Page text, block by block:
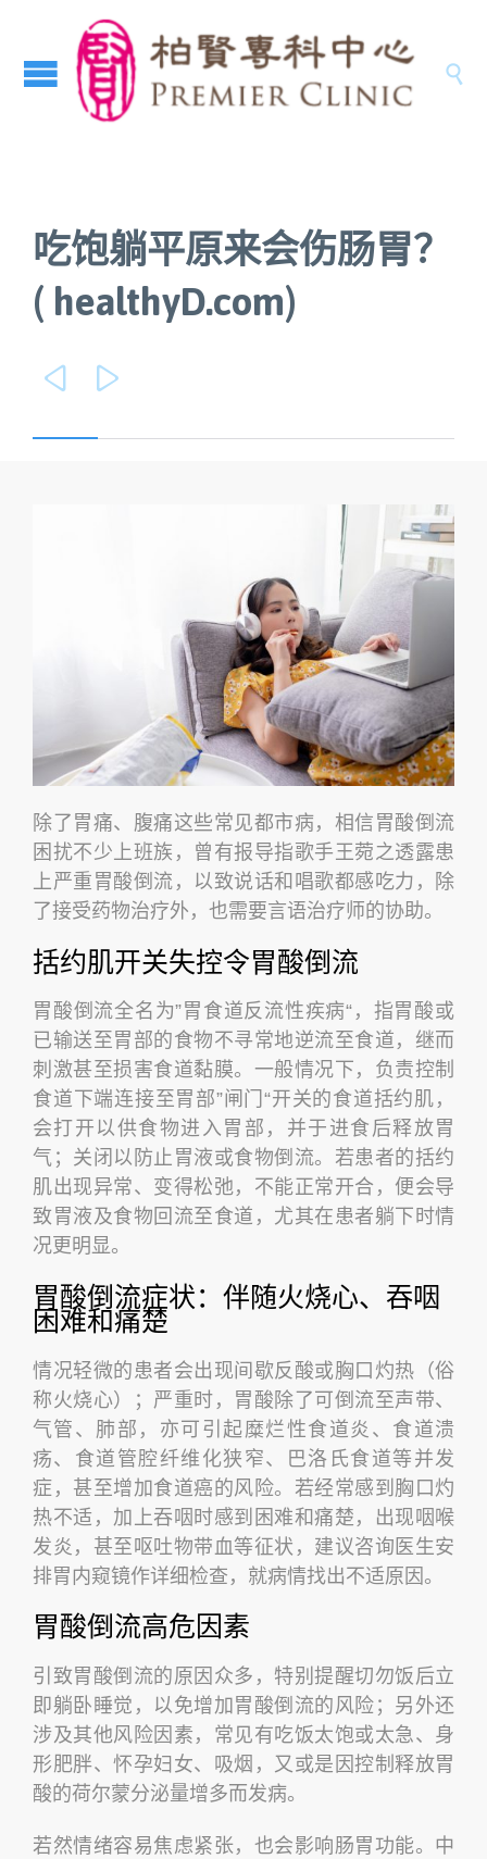

吃饱躺平原来会伤肠胃？
( healthyD.com)
 
除了胃痛、腹痛这些常见都市病，相信胃酸倒流
困扰不少上班族，曾有报导指歌手王菀之透露患
上严重胃酸倒流，以致说话和唱歌都感吃力，除
了接受药物治疗外，也需要言语治疗师的协助。
括约肌开关失控令胃酸倒流
胃酸倒流全名为”胃食道反流性疾病“，指胃酸或
已输送至胃部的食物不寻常地逆流至食道，继而
刺激甚至损害食道黏膜。一般情况下，负责控制
食道下端连接至胃部”闸门“开关的食道括约肌，
会打开以供食物进入胃部，并于进食后释放胃
气；关闭以防止胃液或食物倒流。若患者的括约
肌出现异常、变得松弛，不能正常开合，便会导
致胃液及食物回流至食道，尤其在患者躺下时情
况更明显。
胃酸倒流症状：伴随火烧心、吞咽
困难和痛楚
情况轻微的患者会出现间歇反酸或胸口灼热（俗
称火烧心）；严重时，胃酸除了可倒流至声带、
气管、肺部，亦可引起糜烂性食道炎、食道溃
疡、食道管腔纤维化狭窄、巴洛氏食道等并发
症，甚至增加食道癌的风险。若经常感到胸口灼
热不适，加上吞咽时感到困难和痛楚，出现咽喉
发炎，甚至呕吐物带血等征状，建议咨询医生安
排胃内窥镜作详细检查，就病情找出不适原因。
胃酸倒流高危因素
引致胃酸倒流的原因众多，特别提醒切勿饭后立
即躺卧睡觉，以免增加胃酸倒流的风险；另外还
涉及其他风险因素，常见有吃饭太饱或太急、身
形肥胖、怀孕妇女、吸烟，又或是因控制释放胃
酸的荷尔蒙分泌量增多而发病。
若然情绪容易焦虑紧张，也会影响肠胃功能。中